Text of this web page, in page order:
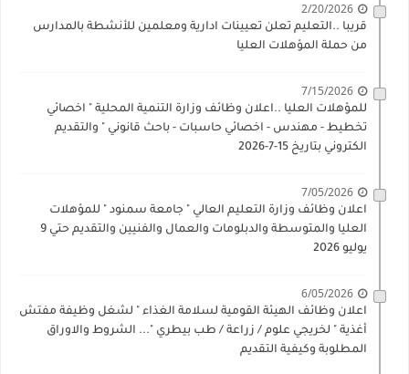
2/20/2026
قريبا ..التعليم تعلن تعيينات ادارية ومعلمين للأنشطة بالمدارس
من حملة المؤهلات العليا
7/15/2026
للمؤهلات العليا ..اعلان وظائف وزارة التنمية المحلية " اخصائي
تخطيط - مهندس - اخصائي حاسبات - باحث قانوني " والتقديم
الكتروني بتاريخ 15-7-2026
7/05/2026
اعلان وظائف وزارة التعليم العالي " جامعة سمنود " للمؤهلات
العليا والمتوسطة والدبلومات والعمال والفنيين والتقديم حتي 9
يوليو 2026
6/05/2026
اعلان وظائف الهيئة القومية لسلامة الغذاء " لشغل وظيفة مفتش
أغذية " لخريجي علوم / زراعة / طب بيطري "... الشروط والاوراق
المطلوبة وكيفية التقديم